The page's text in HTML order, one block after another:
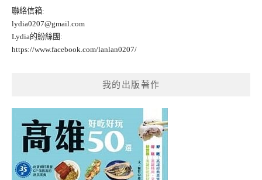
聯絡信箱:
lydia0207@gmail.com
Lydia的紛絲團:
https://www.facebook.com/lanlan0207/
我的出版著作